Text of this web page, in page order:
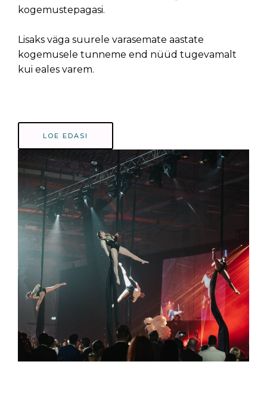
kogemustepagasi.
Lisaks väga suurele varasemate aastate
kogemusele tunneme end nüüd tugevamalt
kui eales varem.
LOE EDASI